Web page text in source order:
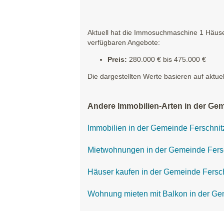
Aktuell hat die Immosuchmaschine 1
verfügbaren Angebote:
Preis: 280.000 € bis 475.000 €
Die dargestellten Werte basieren auf
Andere Immobilien-Arten in der
Immobilien in der Gemeinde
Mietwohnungen in der Gemeinde
Häuser kaufen in der Gemeinde
Wohnung mieten mit Balkon in der